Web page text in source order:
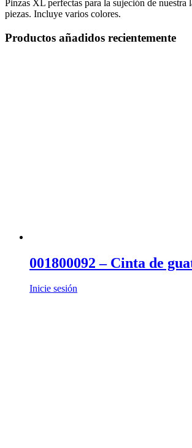
Pinzas XL perfectas para la sujeción de nuestra
piezas. Incluye varios colores.
Productos añadidos recientemente
001800092 – Cinta de
Inicie sesión